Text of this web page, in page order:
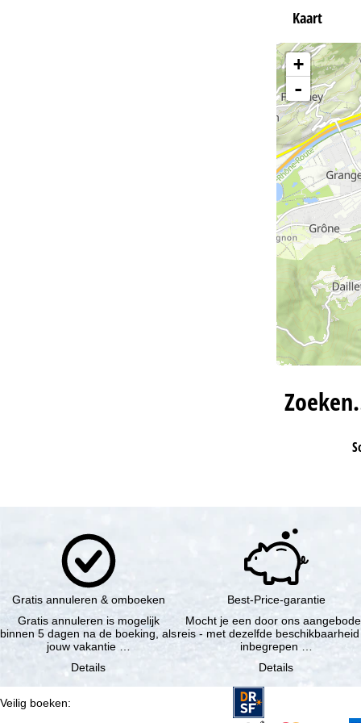
Kaart
+
-
Gratis annuleren & omboeken
Gratis annuleren is mogelijk
binnen 5 dagen na de boeking, als
jouw vakantie …
Details
Best-Price-garantie
Mocht je een door ons
reis - met dezelfde beschikbaarheid
inbegrepen …
Details
Veilig boeken: